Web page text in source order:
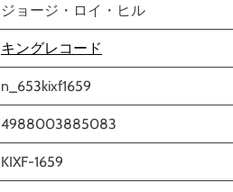
ジョージ・ロイ・ヒル
キングレコード
n_653kixf1659
4988003885083
KIXF-1659